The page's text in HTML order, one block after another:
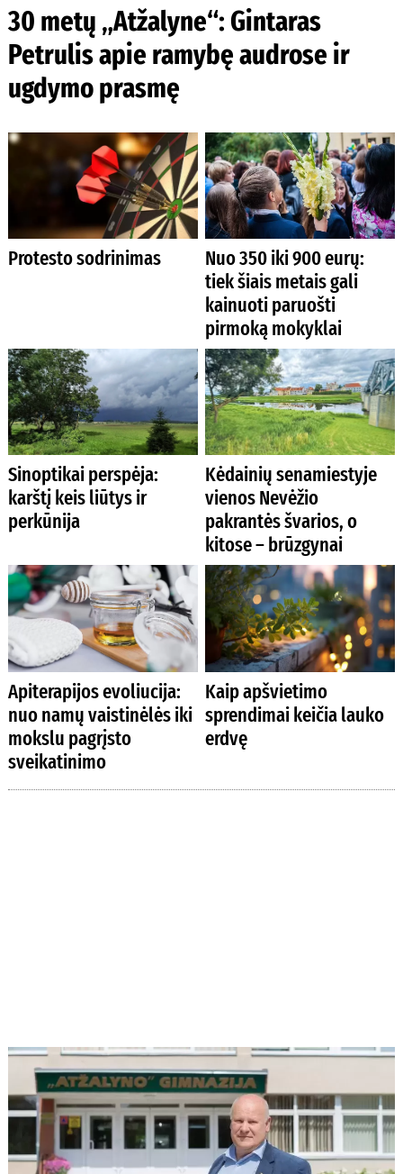
30 metų „Atžalyne“: Gintaras
Petrulis apie ramybę audrose ir
ugdymo prasmę
Protesto sodrinimas
Nuo 350 iki 900 eurų:
tiek šiais metais gali
kainuoti paruošti
pirmoką mokyklai
Sinoptikai perspėja:
karštį keis liūtys ir
perkūnija
Kėdainių senamiestyje
vienos Nevėžio
pakrantės švarios, o
kitose – brūzgynai
Apiterapijos evoliucija:
nuo namų vaistinėlės iki
mokslu pagrįsto
sveikatinimo
Kaip apšvietimo
sprendimai keičia lauko
erdvę